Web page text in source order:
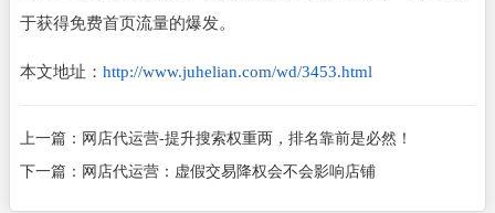
于获得免费首页流量的爆发。
本文地址： http://www.juhelian.com/wd/3453.html
上一篇： 网店代运营-提升搜索权重两，排名靠前是必然！
下一篇： 网店代运营：虚假交易降权会不会影响店铺